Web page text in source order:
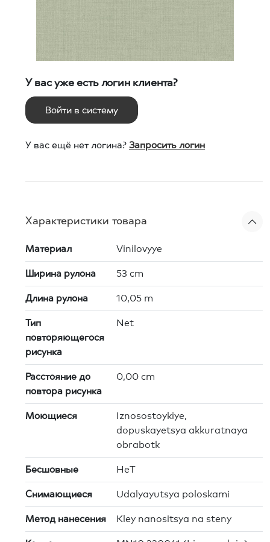
У вас уже есть логин клиента?
Войти в систему
У вас ещё нет логина? Запросить логин
Характеристики товара
Материал Vinilovyye
Ширина рулона 53 cm
Длина рулона 10,05 m
Тип
повторяющегося
рисунка
Net
Расстояние до
повтора рисунка
0,00 cm
Моющиеся
Iznosostoykiye,
dopuskayetsya akkuratnaya
obrabotk
Бесшовные HeT
Снимающиеся Udalyayutsya poloskami
Метод нанесения Kley nanositsya na steny